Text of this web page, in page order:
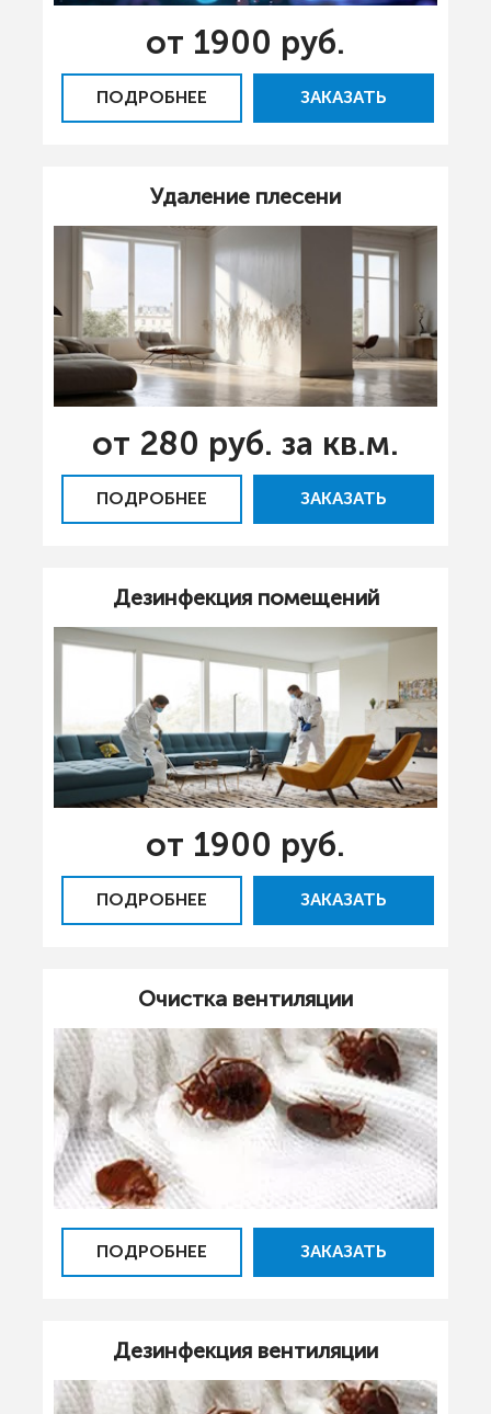
от 1900 руб.
ПОДРОБНЕЕ ЗАКАЗАТЬ
Удаление плесени
от 280 руб. за кв.м.
ПОДРОБНЕЕ ЗАКАЗАТЬ
Дезинфекция помещений
от 1900 руб.
ПОДРОБНЕЕ ЗАКАЗАТЬ
Очистка вентиляции
ПОДРОБНЕЕ ЗАКАЗАТЬ
Дезинфекция вентиляции